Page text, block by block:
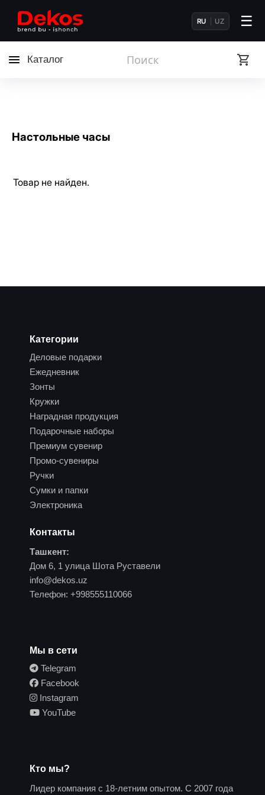
RU UZ ☰
Каталог
Настольные часы
Товар не найден.
Категории
Деловые подарки
Ежедневник
Зонты
Кружки
Наградная продукция
Подарочные наборы
Премиум сувенир
Промо-сувениры
Ручки
Сумки и папки
Электроника
Контакты
Ташкент:
Дом 6, 1 улица Шота Руставели
info@dekos.uz
Телефон: +998555110066
Мы в сети
Telegram
Facebook
Instagram
YouTube
Кто мы?
Лидер компания с 18-летним опытом. С 2007 года